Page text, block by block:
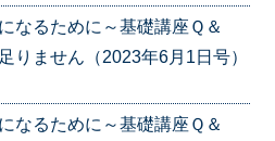
なるために～基礎講座Ｑ＆
ません（2023年6月1日号）
なるために～基礎講座Ｑ＆